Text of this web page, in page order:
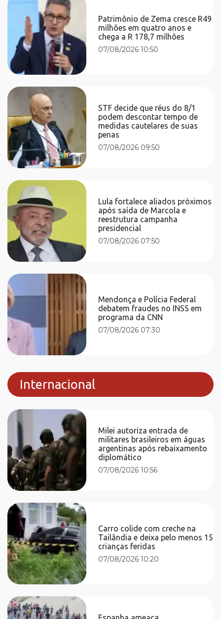
Patrimônio de Zema cresce R49
milhões em quatro anos e
chega a R 178,7 milhões
07/08/2026 10:50
STF decide que réus do 8/1
podem descontar tempo de
medidas cautelares de suas
penas
07/08/2026 09:50
Lula fortalece aliados próximos
após saída de Marcola e
reestrutura campanha
presidencial
07/08/2026 07:50
Mendonça e Polícia Federal
debatem fraudes no INSS em
programa da CNN
07/08/2026 07:30
Internacional
Milei autoriza entrada de
militares brasileiros em águas
argentinas após rebaixamento
diplomático
07/08/2026 10:56
Carro colide com creche na
Tailândia e deixa pelo menos 15
crianças feridas
07/08/2026 10:20